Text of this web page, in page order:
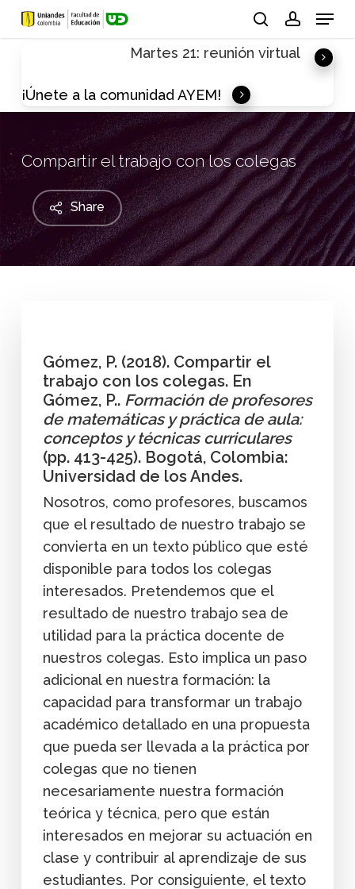
Skip
Menu
Martes 21: reunión virtual
¡Únete a la comunidad AYEM!
Compartir el trabajo con los colegas
Share
Gómez, P. (2018). Compartir el
trabajo con los colegas. En
Gómez, P.. Formación de profesores
de matemáticas y práctica de aula:
conceptos y técnicas curriculares
(pp. 413-425). Bogotá, Colombia:
Universidad de los Andes.
Nosotros, como profesores, buscamos
que el resultado de nuestro trabajo se
convierta en un texto público que esté
disponible para todos los colegas
interesados. Pretendemos que el
resultado de nuestro trabajo sea de
utilidad para la práctica docente de
nuestros colegas. Esto implica un paso
adicional en nuestra formación: la
capacidad para transformar un trabajo
académico detallado en una propuesta
que pueda ser llevada a la práctica por
colegas que no tienen
necesariamente nuestra formación
teórica y técnica, pero que están
interesados en mejorar su actuación en
clase y contribuir al aprendizaje de sus
estudiantes. Por consiguiente, el texto